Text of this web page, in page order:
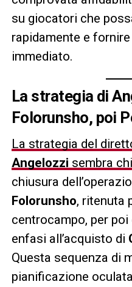
su giocatori che
rapidamente e
immediato.
La strategia di
Folorunsho, poi
La strategia del
Angelozzi sembra
chiusura
Folorunsho, ritenuta
centrocampo, per
enfasi all’acquisto di
Questa sequenza di
pianificazione